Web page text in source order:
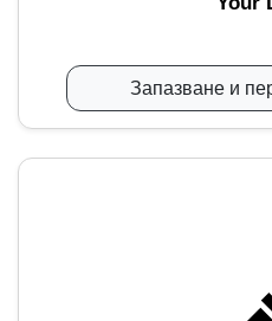
Запазване и